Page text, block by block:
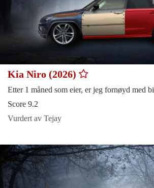
Kia Niro (2026)
Etter 1 måned som eier, er jeg fornøyd med
Score 9.2
Vurdert av Tejay